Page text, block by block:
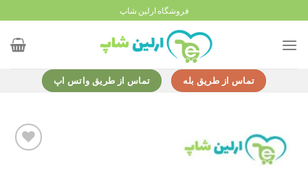
to
content
فروشگاه ارلین شاپ
تماس از طریق بله تماس از طریق واتس اپ